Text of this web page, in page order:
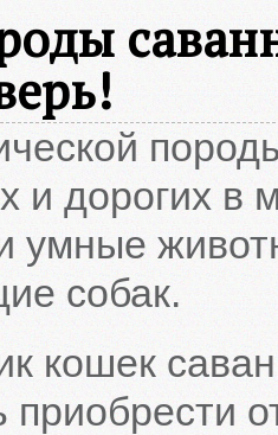
и дорогих в
умные
собак.
кошек